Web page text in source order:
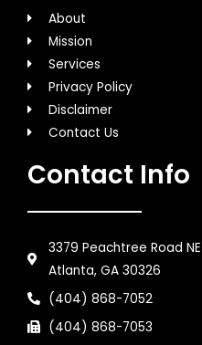
About
Mission
Services
Privacy Policy
Disclaimer
Contact Us
Contact Info
3379 Peachtree Road
Atlanta, GA 30326
(404) 868-7052
(404) 868-7053